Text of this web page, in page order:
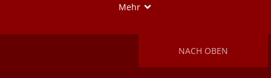
Mehr
NACH OBEN